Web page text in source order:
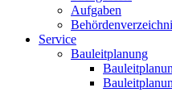
Aufgaben
Service
Bauleitplanung